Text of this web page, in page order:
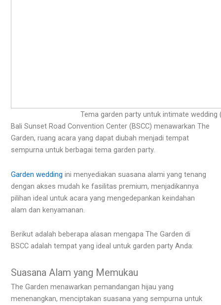
Tema garden party untuk intimate wedding
Bali Sunset Road Convention Center (BSCC) menawarkan The
Garden, ruang acara yang dapat diubah menjadi tempat
sempurna untuk berbagai tema garden party.
Garden wedding ini menyediakan suasana alami yang tenang
dengan akses mudah ke fasilitas premium, menjadikannya
pilihan ideal untuk acara yang mengedepankan keindahan
alam dan kenyamanan.
Berikut adalah beberapa alasan mengapa The Garden di
BSCC adalah tempat yang ideal untuk garden party Anda:
Suasana Alam yang Memukau
The Garden menawarkan pemandangan hijau yang
menenangkan, menciptakan suasana yang sempurna untuk